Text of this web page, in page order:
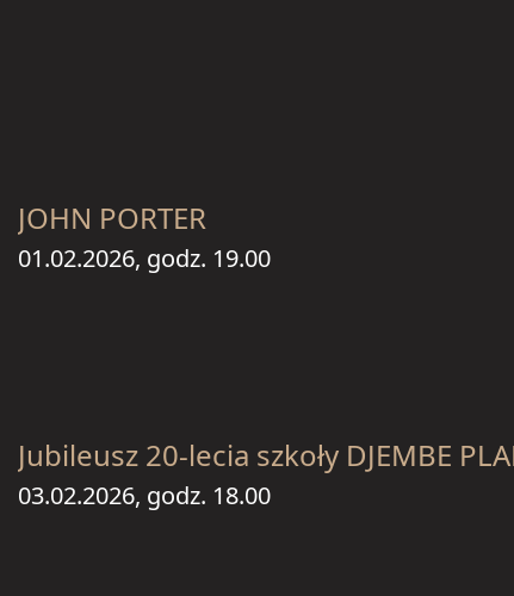
JOHN PORTER
01.02.2026, godz. 19.00
Jubileusz 20-lecia szkoły DJEMBE
03.02.2026, godz. 18.00